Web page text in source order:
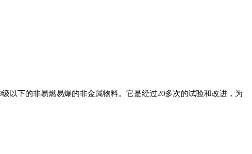
以下的非易燃易爆的非金属物料。它是经过20多次的试验和改进，为